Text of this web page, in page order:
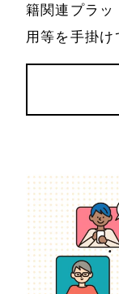
籍関連プラッ
用等を手掛け